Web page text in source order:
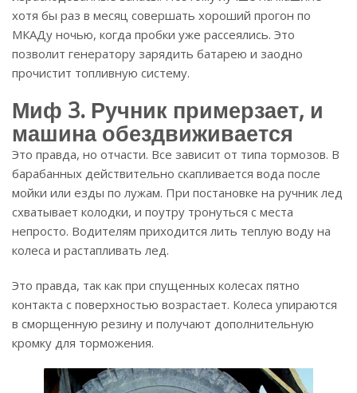
хотя бы раз в месяц совершать хороший прогон по
МКАДу ночью, когда пробки уже рассеялись. Это
позволит генератору зарядить батарею и заодно
прочистит топливную систему.
Миф 3. Ручник примерзает, и
машина обездвиживается
Это правда, но отчасти. Все зависит от типа тормозов. В
барабанных действительно скапливается вода после
мойки или езды по лужам. При постановке на ручник лед
схватывает колодки, и поутру тронуться с места
непросто. Водителям приходится лить теплую воду на
колеса и растапливать лед.
Это правда, так как при спущенных колесах пятно
контакта с поверхностью возрастает. Колеса упираются
в сморщенную резину и получают дополнительную
кромку для торможения.